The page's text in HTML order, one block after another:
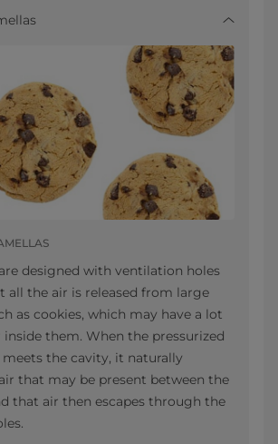
designed with ventilation holes
all the air is released from large
as cookies, which may have a lot
them. When the pressurized
the cavity, it naturally
that may be present between the
that air then escapes through the